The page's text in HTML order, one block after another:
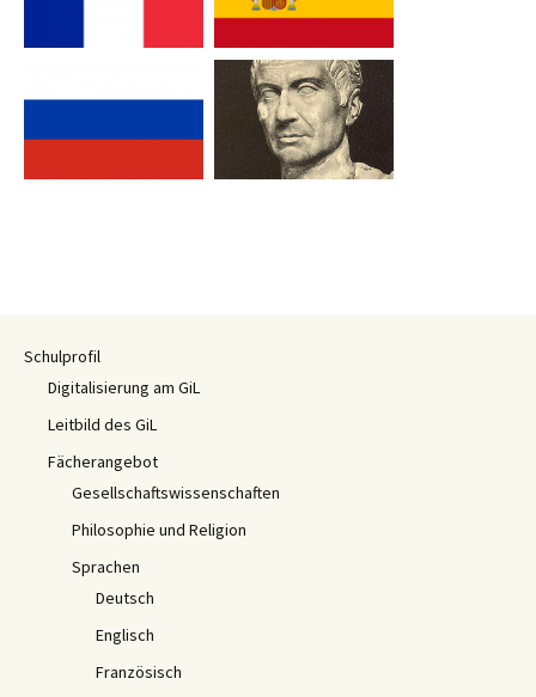
Schulprofil
Digitalisierung am GiL
Leitbild des GiL
Fächerangebot
Gesellschaftswissenschaften
Philosophie und Religion
Sprachen
Deutsch
Englisch
Französisch